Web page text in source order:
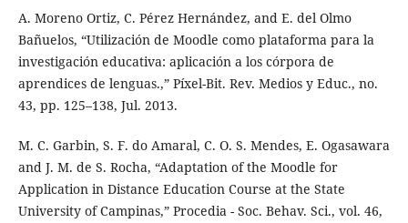
A. Moreno Ortiz, C. Pérez Hernández, and E. del Olmo
Bañuelos, “Utilización de Moodle como plataforma para la
investigación educativa: aplicación a los córpora de
aprendices de lenguas.,” Píxel-Bit. Rev. Medios y Educ., no.
43, pp. 125–138, Jul. 2013.
M. C. Garbin, S. F. do Amaral, C. O. S. Mendes, E. Ogasawara
and J. M. de S. Rocha, “Adaptation of the Moodle for
Application in Distance Education Course at the State
University of Campinas,” Procedia - Soc. Behav. Sci., vol. 46,